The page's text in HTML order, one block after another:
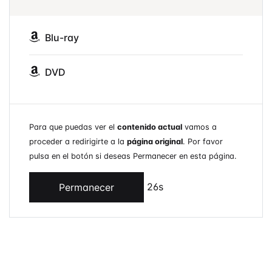
Blu-ray
DVD
Para que puedas ver el contenido actual vamos a
proceder a redirigirte a la página original. Por favor
pulsa en el botón si deseas Permanecer en esta página.
Permanecer 26s